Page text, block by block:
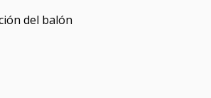
del balón